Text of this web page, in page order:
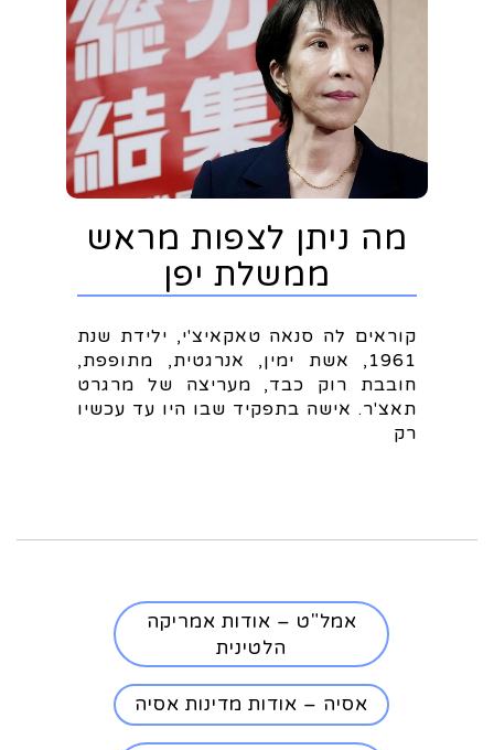
מה ניתן לצפות מראש
ממשלת יפן
קוראים לה סנאה טאקאיצ'י, ילידת שנת
1961, אשת ימין, אנרגטית, מתופפת,
חובבת רוק כבד, מעריצה של מרגרט
תאצ'ר. אישה בתפקיד שבו היו עד עכשיו
רק
אמל"ט – אודות אמריקה
הלטינית
אסיה – אודות מדינות אסיה